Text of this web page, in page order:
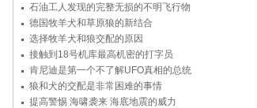
石油工人发现的完整无损的不明飞行物
德国牧羊犬和草原狼的新结合
选择牧羊犬和狼交配的原因
接触到18号机库最高机密的打字员
肯尼迪是第一个不了解UFO真相的总统
狼和犬的交配是非常困难的事情
提高警惕 海啸袭来 海底地震的威力